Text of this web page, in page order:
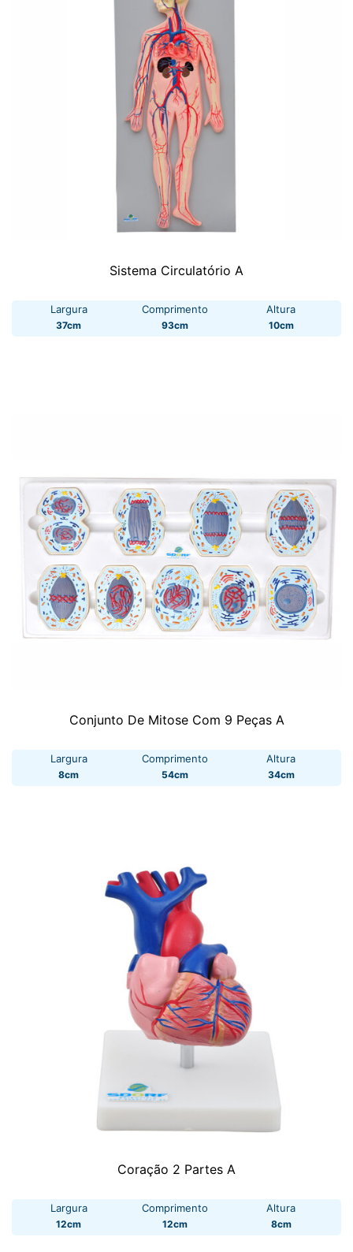
Sistema Circulatório A
Largura
37cm
Comprimento
93cm
Altura
10cm
Conjunto De Mitose Com 9 Peças A
Largura
8cm
Comprimento
54cm
Altura
34cm
Coração 2 Partes A
Largura
12cm
Comprimento
12cm
Altura
8cm